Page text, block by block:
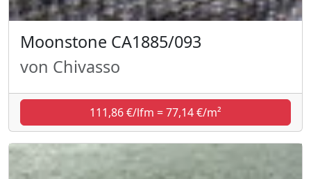
Moonstone CA1885/093
von Chivasso
111,86 €/lfm = 77,14 €/m²